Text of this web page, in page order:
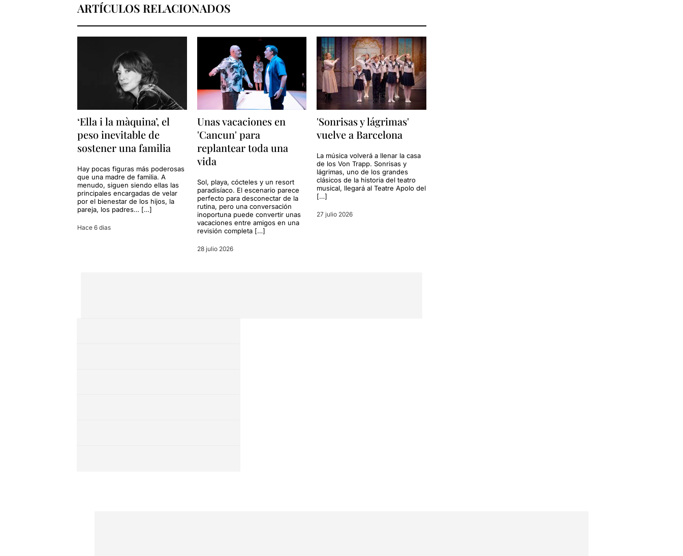
ARTÍCULOS RELACIONADOS
‘Ella i la màquina’, el
peso inevitable de
sostener una familia
Hay pocas figuras más poderosas
que una madre de familia. A
menudo, siguen siendo ellas las
principales encargadas de velar
por el bienestar de los hijos, la
pareja, los padres… […]
Hace 6 dias
Unas vacaciones en
'Cancun' para
replantear toda una
vida
Sol, playa, cócteles y un resort
paradisíaco. El escenario parece
perfecto para desconectar de la
rutina, pero una conversación
inoportuna puede convertir unas
vacaciones entre amigos en una
revisión completa […]
28 julio 2026
'Sonrisas y lágrimas'
vuelve a Barcelona
La música volverá a llenar la casa
de los Von Trapp. Sonrisas y
lágrimas, uno de los grandes
clásicos de la historia del teatro
musical, llegará al Teatre Apolo del
[…]
27 julio 2026